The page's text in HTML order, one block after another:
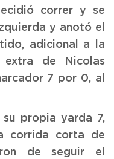
correr y se
y anotó el
adicional a la
de Nicolas
7 por 0, al
propia yarda 7,
corrida corta de
de seguir el